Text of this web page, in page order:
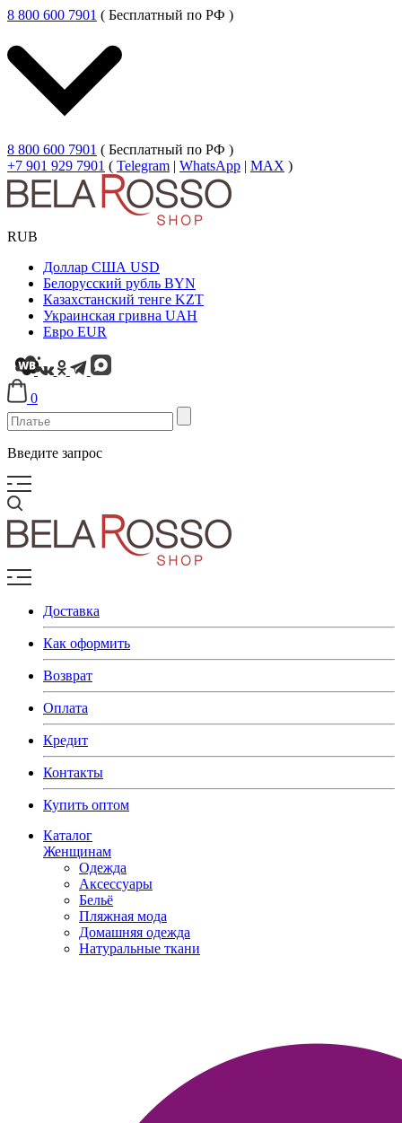
8 800 600 7901 ( Бесплатный по РФ )
8 800 600 7901 ( Бесплатный по РФ )
+7 901 929 7901 ( Telegram | WhatsApp | MAX )
RUB
Доллар США USD
Белорусский рубль BYN
Казахстанский тенге KZT
Украинская гривна UAH
Евро EUR
0
Введите запрос
Доставка
Как оформить
Возврат
Оплата
Кредит
Контакты
Купить оптом
Каталог
Женщинам
Одежда
Аксессуары
Бельё
Пляжная мода
Домашняя одежда
Натуральные ткани